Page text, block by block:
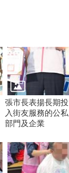
張市長表揚長期投
入街友服務的公私
部門及企業